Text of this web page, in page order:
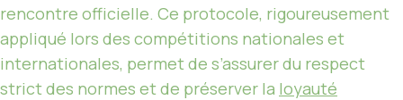
rencontre officielle. Ce protocole, rigoureusement
appliqué lors des compétitions nationales et
internationales, permet de s’assurer du respect
strict des normes et de préserver la loyauté